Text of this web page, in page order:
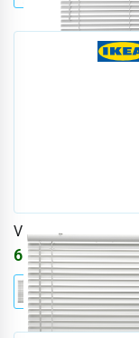
VECKLARFLY
6148₽